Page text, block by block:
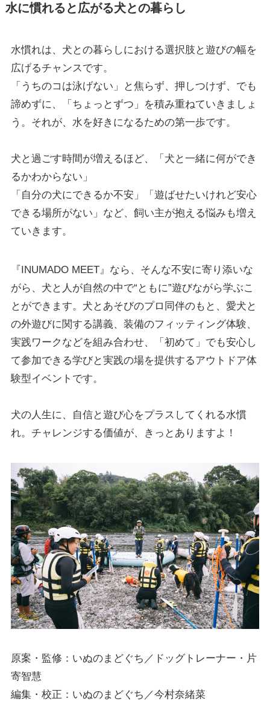
水に慣れると広がる犬との暮らし
水慣れは、犬との暮らしにおける選択肢と遊びの幅を
広げるチャンスです。
「うちのコは泳げない」と焦らず、押しつけず、でも
諦めずに、「ちょっとずつ」を積み重ねていきましょ
う。それが、水を好きになるための第一歩です。
犬と過ごす時間が増えるほど、「犬と一緒に何ができ
るかわからない」
「自分の犬にできるか不安」「遊ばせたいけれど安心
できる場所がない」など、飼い主が抱える悩みも増え
ていきます。
『INUMADO MEET』なら、そんな不安に寄り添いな
がら、犬と人が自然の中で“ともに”遊びながら学ぶこ
とができます。犬とあそびのプロ同伴のもと、愛犬と
の外遊びに関する講義、装備のフィッティング体験、
実践ワークなどを組み合わせ、「初めて」でも安心し
て参加できる学びと実践の場を提供するアウトドア体
験型イベントです。
犬の人生に、自信と遊び心をプラスしてくれる水慣
れ。チャレンジする価値が、きっとありますよ！
原案・監修：いぬのまどぐち／ドッグトレーナー・片
寄智慧
編集・校正：いぬのまどぐち／今村奈緒菜